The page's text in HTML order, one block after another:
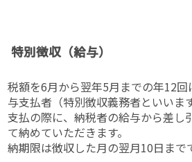
特別徴収（給与）
税額を6月から翌年5月までの年12
与支払者（特別徴収義務者といいま
支払の際に、納税者の給与から差し
て納めていただきます。
納期限は徴収した月の翌月10日まで